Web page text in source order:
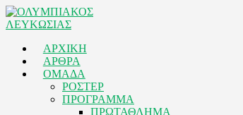
ΑΡΧΙΚΗ
ΑΡΘΡΑ
ΟΜΑΔΑ
ΡΟΣΤΕΡ
ΠΡΟΓΡΑΜΜΑ
ΠΡΩΤΑΘΛΗΜΑ